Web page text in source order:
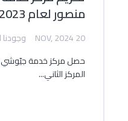
منصور لعام 2023
20 NOV, 2024
حصل مركز خدمة جيّوشي
المركز الثاني...